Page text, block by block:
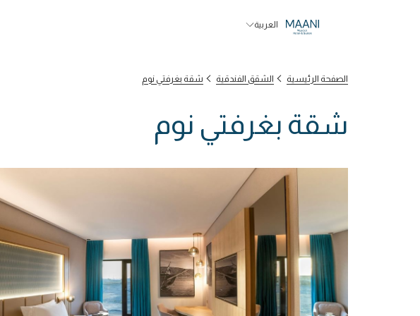
العربية
الصفحة الرئيسية الشقق الفندقية شقة بغرفتي نوم
شقة بغرفتي نوم